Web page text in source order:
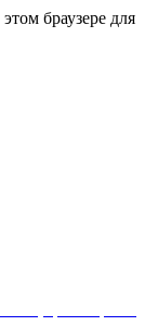
браузере для